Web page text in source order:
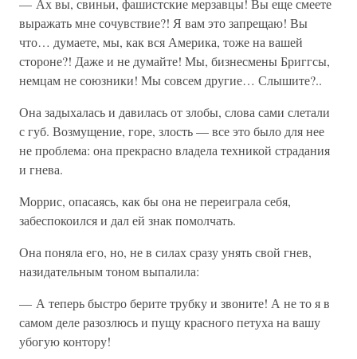
— Ах вы, свиньи, фашистские мерзавцы! Вы еще смеете
выражать мне сочувствие?! Я вам это запрещаю! Вы
что… думаете, мы, как вся Америка, тоже на вашей
стороне?! Даже и не думайте! Мы, бизнесмены Бриггсы,
немцам не союзники! Мы совсем другие… Слышите?..
Она задыхалась и давилась от злобы, слова сами слетали
с губ. Возмущение, горе, злость — все это было для нее
не проблема: она прекрасно владела техникой страдания
и гнева.
Моррис, опасаясь, как бы она не переиграла себя,
забеспокоился и дал ей знак помолчать.
Она поняла его, но, не в силах сразу унять свой гнев,
назидательным тоном выпалила:
— А теперь быстро берите трубку и звоните! А не то я в
самом деле разозлюсь и пущу красного петуха на вашу
убогую контору!